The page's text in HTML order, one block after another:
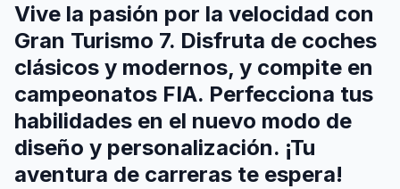
Vive la pasión por la velocidad con
Gran Turismo 7. Disfruta de coches
clásicos y modernos, y compite en
campeonatos FIA. Perfecciona tus
habilidades en el nuevo modo de
diseño y personalización. ¡Tu
aventura de carreras te espera!